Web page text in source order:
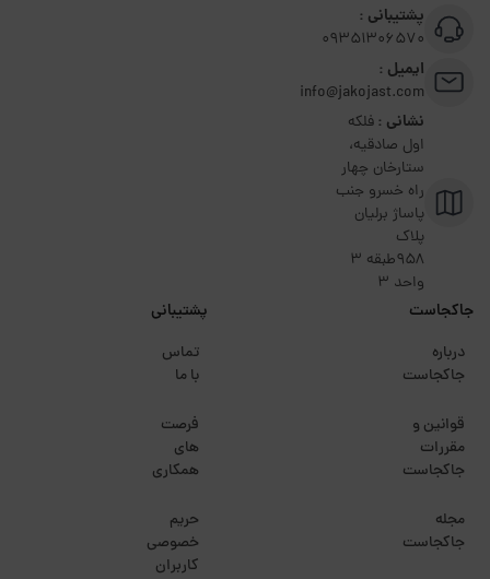
پشتیبانی :
09351306570
ایمیل :
info@jakojast.com
نشانی :فلکه
اول صادقیه،
ستارخان چهار
راه خسرو جنب
پاساژ برلیان
پلاک
۹۵۸طبقه 3
واحد 3
جاکجاست
درباره
جاکجاست
قوانین و
مقررات
جاکجاست
مجله
جاکجاست
پشتیبانی
تماس
با ما
فرصت
های
همکاری
حریم
خصوصی
کاربران